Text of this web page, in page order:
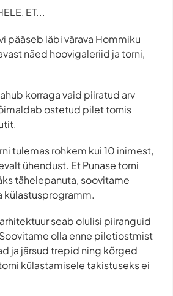
ET...
pääseb läbi värava Hommiku
näed hoovigaleriid ja torni,
korraga vaid piiratud arv
ostetud pilet tornis
tulemas rohkem kui 10 inimest,
ühendust. Et Punase torni
tähelepanuta, soovitame
seab olulisi piiranguid
olla enne piletiostmist
ja järsud trepid ning kõrged
külastamisele takistuseks ei